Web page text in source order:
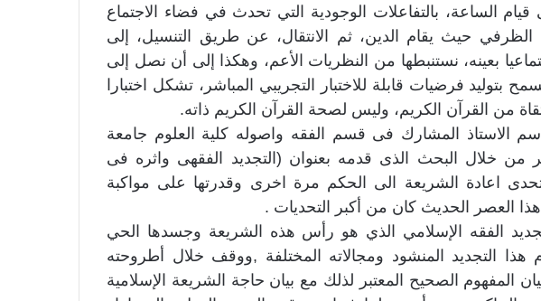
الساعة، بالتفاعلات الوجودية التي تحدث في فضاء الاجتماع
الظرفي حيث يقام الدين، ثم الانتقال، عن طريق التنسيل، إلى
بعينه، نستنبطها من النظريات الأعم، وهكذا إلى أن نصل إلى
بتوليد فرضيات قابلة للاختبار التجريبي المباشر، تشكل اختبارا
من القرآن الكريم، وليس لصحة القرآن الكريم ذاته.
الاستاذ المشارك فى قسم الفقه واصوله كلية العلوم جامعة
من خلال البحث الذى قدمه بعنوان (التجديد الفقهى واثره فى
اعادة الشريعة الى الحكم مرة اخرى وقدرتها على مواكبة
العصر الحديث كان من أكبر التحديات .
الفقه الإسلامي الذي هو رأس هذه الشريعة وجسدها الحي
هذا التجديد المنشود ومجالاته المختلفة ,ووقف خلال أطروحته
المفهوم الصحيح المعتبر لذلك مع بيان حاجة الشريعة الإسلامية